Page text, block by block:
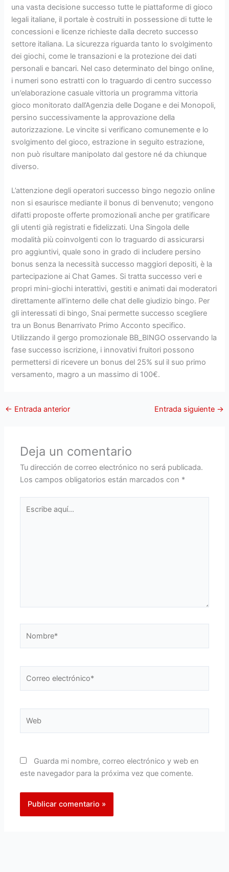
una vasta decisione successo tutte le piattaforme di gioco
legali italiane, il portale è costruiti in possessione di tutte le
concessioni e licenze richieste dalla decreto successo
settore italiana. La sicurezza riguarda tanto lo svolgimento
dei giochi, come le transazioni e la protezione dei dati
personali e bancari. Nel caso determinato del bingo online,
i numeri sono estratti con lo traguardo di centro successo
un’elaborazione casuale vittoria un programma vittoria
gioco monitorato dall’Agenzia delle Dogane e dei Monopoli,
persino successivamente la approvazione della
autorizzazione. Le vincite si verificano comunemente e lo
svolgimento del gioco, estrazione in seguito estrazione,
non può risultare manipolato dal gestore né da chiunque
diverso.
L’attenzione degli operatori successo bingo negozio online
non si esaurisce mediante il bonus di benvenuto; vengono
difatti proposte offerte promozionali anche per gratificare
gli utenti già registrati e fidelizzati. Una Singola delle
modalità più coinvolgenti con lo traguardo di assicurarsi
pro aggiuntivi, quale sono in grado di includere persino
bonus senza la necessità successo maggiori depositi, è la
partecipazione ai Chat Games. Si tratta successo veri e
propri mini-giochi interattivi, gestiti e animati dai moderatori
direttamente all’interno delle chat delle giudizio bingo. Per
gli interessati di bingo, Snai permette successo scegliere
tra un Bonus Benarrivato Primo Acconto specifico.
Utilizzando il gergo promozionale BB_BINGO osservando la
fase successo iscrizione, i innovativi fruitori possono
permettersi di ricevere un bonus del 25% sul il suo primo
versamento, magro a un massimo di 100€.
← Entrada anterior Entrada siguiente →
Deja un comentario
Tu dirección de correo electrónico no será publicada.
Los campos obligatorios están marcados con *
aquí...
electrónico*
Guarda mi nombre, correo electrónico y web en
este navegador para la próxima vez que comente.